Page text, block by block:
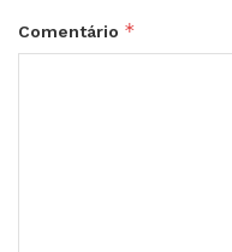
Comentário *